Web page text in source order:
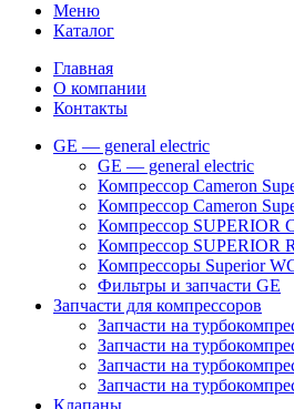
Меню
Каталог
Главная
О компании
Контакты
GE — general electric
GE — general electric
Компрессор Cameron
Компрессор Cameron
Компрессор SUPERIOR
Компрессор SUPERIOR
Компрессоры Superior
Фильтры и запчасти GE
Запчасти для компрессоров
Запчасти на
Запчасти на
Запчасти на
Запчасти на
Клапаны